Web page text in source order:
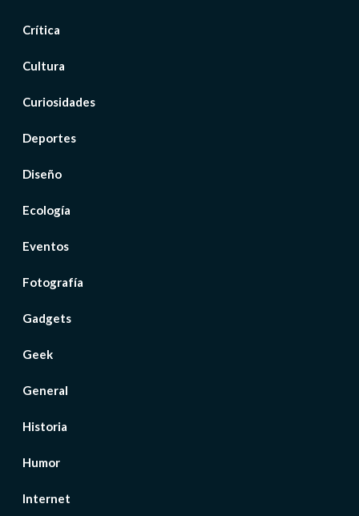
Crítica
Cultura
Curiosidades
Deportes
Diseño
Ecología
Eventos
Fotografía
Gadgets
Geek
General
Historia
Humor
Internet